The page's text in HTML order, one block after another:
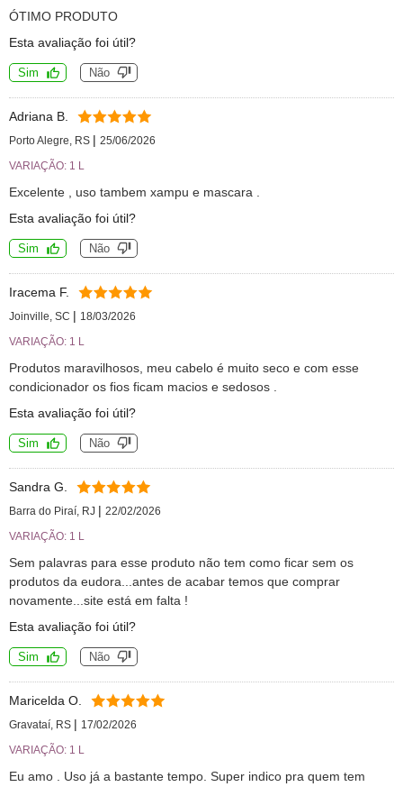
ÓTIMO PRODUTO
Esta avaliação foi útil?
Sim Não
Adriana B.
Porto Alegre, RS | 25/06/2026
VARIAÇÃO: 1 L
Excelente , uso tambem xampu e mascara .
Esta avaliação foi útil?
Sim Não
Iracema F.
Joinville, SC | 18/03/2026
VARIAÇÃO: 1 L
Produtos maravilhosos, meu cabelo é muito seco e com esse
condicionador os fios ficam macios e sedosos .
Esta avaliação foi útil?
Sim Não
Sandra G.
Barra do Piraí, RJ | 22/02/2026
VARIAÇÃO: 1 L
Sem palavras para esse produto não tem como ficar sem os
produtos da eudora...antes de acabar temos que comprar
novamente...site está em falta !
Esta avaliação foi útil?
Sim Não
Maricelda O.
Gravataí, RS | 17/02/2026
VARIAÇÃO: 1 L
Eu amo . Uso já a bastante tempo. Super indico pra quem tem